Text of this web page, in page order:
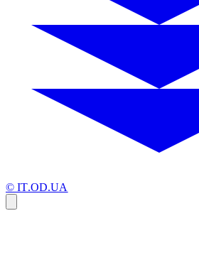
© IT.OD.UA